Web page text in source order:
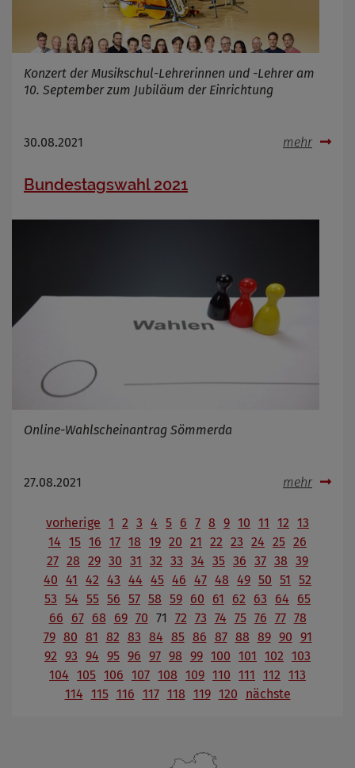
Konzert der Musikschul-Lehrerinnen und -Lehrer am
10. September zum Jubiläum der Einrichtung
30.08.2021 mehr
Bundestagswahl 2021
Online-Wahlscheinantrag Sömmerda
27.08.2021 mehr
vorherige 1 2 3 4 5 6 7 8 9 10 11 12 13
14 15 16 17 18 19 20 21 22 23 24 25 26
27 28 29 30 31 32 33 34 35 36 37 38 39
40 41 42 43 44 45 46 47 48 49 50 51
52
53 54 55 56 57 58 59 60 61 62 63 64
65
66
67 68 69 70 71 72 73 74 75 76 77 78
79 80 81 82 83 84 85 86 87 88 89 90 91
92 93 94 95 96 97 98 99 100 101 102 103
104 105 106 107 108 109 110 111 112 113
114 115 116 117 118 119 120 nächste